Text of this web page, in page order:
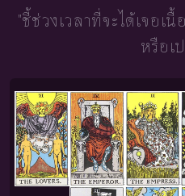
"ชี้ช่วงเวลาที่จะได้เจอเนื้
หรือเ